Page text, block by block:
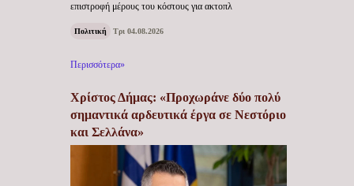
επιστροφή μέρους του κόστους για ακτοπλ
Πολιτική Τρι 04.08.2026
Περισσότερα»
Χρίστος Δήμας: «Προχωράνε δύο πολύ
σημαντικά αρδευτικά έργα σε Νεστόριο
και Σελλάνα»